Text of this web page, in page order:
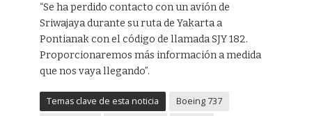
“Se ha perdido contacto con un avión de
Sriwajaya durante su ruta de Yakarta a
Pontianak con el código de llamada SJY 182.
Proporcionaremos más información a medida
que nos vaya llegando”.
Temas clave de esta noticia
Boeing 737